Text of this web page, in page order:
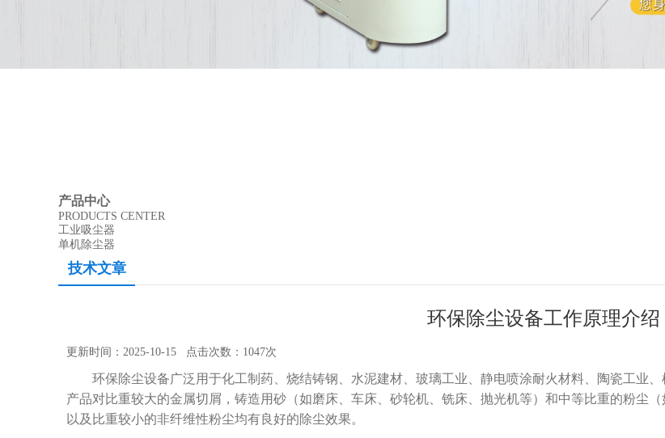
产品中心
PRODUCTS CENTER
工业吸尘器
单机除尘器
技术文章
环保除尘设备工作原理介绍
更新时间：2025-10-15 点击次数：1047次
环保除尘设备广泛用于化工制药、烧结铸钢、水泥建材、玻璃工业、静电喷涂耐火材料、陶瓷工业
产品对比重较大的金属切屑，铸造用砂（如磨床、车床、砂轮机、铣床、抛光机等）和中等比重的粉尘
以及比重较小的非纤维性粉尘均有良好的除尘效果。